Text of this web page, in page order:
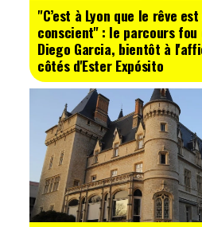
"C’est à Lyon que le rêve
conscient" : le parcours fou
Diego Garcia, bientôt à
côtés d'Ester Expósito